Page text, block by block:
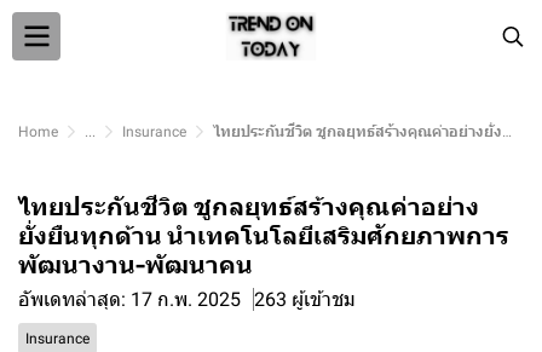
Home ... Insurance ไทยประกันชีวิต ชูกลยุทธ์สร้างคุณค่าอย่างยั่งยืนทุกด้าน นำเทคโนโลยีเสริมศักยภาพการพัฒนางาน-พัฒนาคน
ไทยประกันชีวิต ชูกลยุทธ์สร้างคุณค่าอย่าง
ยั่งยืนทุกด้าน นำเทคโนโลยีเสริมศักยภาพการ
พัฒนางาน-พัฒนาคน
อัพเดทล่าสุด: 17 ก.พ. 2025 263 ผู้เข้าชม
Insurance